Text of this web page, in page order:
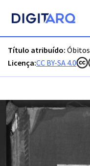
Título atribuído: Óbitos
Licença:CC BY-SA 4.0